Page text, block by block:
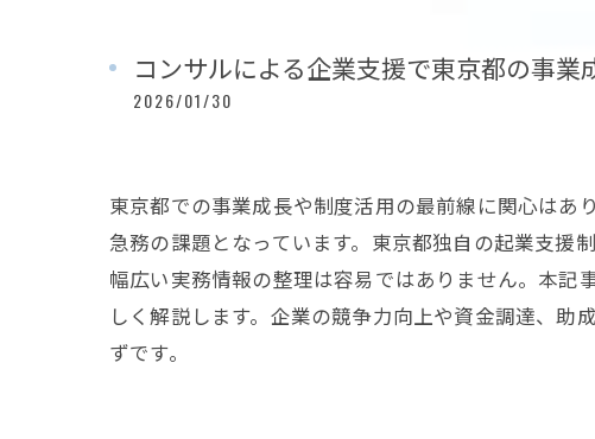
コンサルによる企業支援で東京都の事
2026/01/30
東京都での事業成長や制度活用の最前線に関心は
急務の課題となっています。東京都独自の起業支援
幅広い実務情報の整理は容易ではありません。本
しく解説します。企業の競争力向上や資金調達、
ずです。